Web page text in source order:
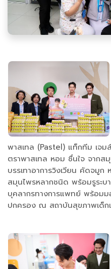
พาสเทล (Pastel) แท็กทีม เจ
ตราพาสเทล หอม ชื่นใจ จาก
บรรเทาอาการวิงเวียน คัดจมู
สมุนไพรหลากชนิด พร้อมรูระบ
บุคลากรทางการแพทย์ พร้อม
ปกครอง ณ สถาบันสุขภาพเด็ก